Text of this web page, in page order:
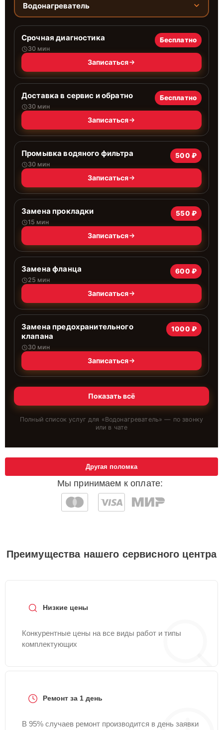
Водонагреватель
Срочная диагностика
30 мин
Бесплатно
Записаться
Доставка в сервис и обратно
30 мин
Бесплатно
Записаться
Промывка водяного фильтра
30 мин
500 ₽
Записаться
Замена прокладки
15 мин
550 ₽
Записаться
Замена фланца
25 мин
600 ₽
Записаться
Замена предохранительного
клапана
30 мин
1000 ₽
Записаться
Показать всё
Полный список услуг для «Водонагреватель» — по звонку
или в чате
Мы принимаем к оплате:
Другая поломка
Преимущества нашего сервисного центра
Низкие цены
Конкурентные цены на все виды работ и типы
комплектующих
Ремонт за 1 день
В 95% случаев ремонт производится в день заявки